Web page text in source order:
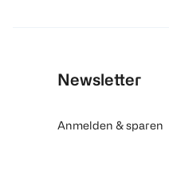
Newsletter
Anmelden & sparen